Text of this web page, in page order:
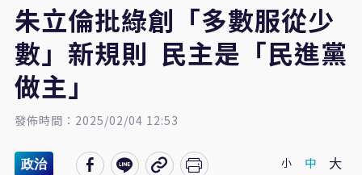
朱立倫批綠創「多數服從少
數」新規則 民主是「民進黨
做主」
發佈時間：2025/02/04 12:53
政治 小 中 大